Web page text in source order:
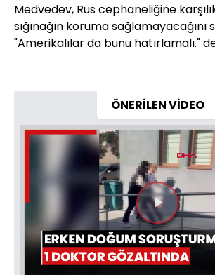
Medvedev, Rus cephaneliğine
sığınağın koruma sağlamayacağını
"Amerikalılar da bunu hatırlamalı."
ÖNERİLEN VİDEO
Oynat